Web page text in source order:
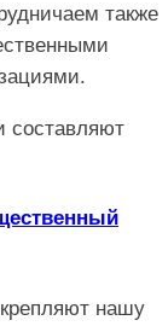
также
составляют
нашу